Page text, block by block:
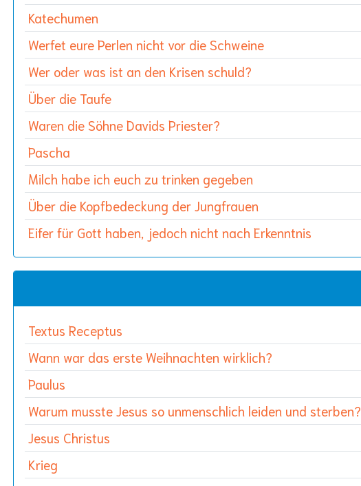
Katechumen
Werfet eure Perlen nicht vor die Schweine
Wer oder was ist an den Krisen schuld?
Über die Taufe
Waren die Söhne Davids Priester?
Pascha
Milch habe ich euch zu trinken gegeben
Über die Kopfbedeckung der Jungfrauen
Eifer für Gott haben, jedoch nicht nach Erkenntnis
Textus Receptus
Wann war das erste Weihnachten wirklich?
Paulus
Warum musste Jesus so unmenschlich leiden und sterben?
Jesus Christus
Krieg